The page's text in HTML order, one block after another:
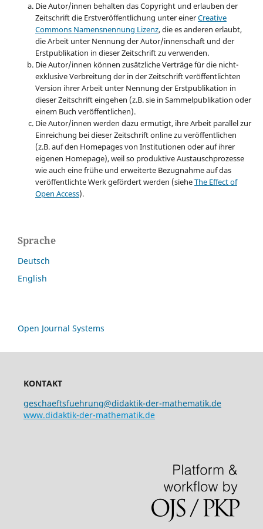
Die Autor/innen behalten das Copyright und erlauben der
Zeitschrift die Erstveröffentlichung unter einerCreative
Commons Namensnennung Lizenz, die es anderen erlaubt,
die Arbeit unter Nennung der Autor/innenschaft und der
Erstpublikation in dieser Zeitschrift zu verwenden.
Die Autor/innen können zusätzliche Verträge für die nicht-
exklusive Verbreitung der in der Zeitschrift veröffentlichten
Version ihrer Arbeit unter Nennung der Erstpublikation in
dieser Zeitschrift eingehen (z.B. sie in Sammelpublikation oder
einem Buch veröffentlichen).
Die Autor/innen werden dazu ermutigt, ihre Arbeit parallel zur
Einreichung bei dieser Zeitschrift online zu veröffentlichen
(z.B. auf den Homepages von Institutionen oder auf ihrer
eigenen Homepage), weil so produktive Austauschprozesse
wie auch eine frühe und erweiterte Bezugnahme auf das
veröffentlichte Werk gefördert werden (sieheThe Effect of
Open Access).
Sprache
Deutsch
English
Open Journal Systems
KONTAKT
geschaeftsfuehrung@didaktik-der-mathematik.de
www.didaktik-der-mathematik.de